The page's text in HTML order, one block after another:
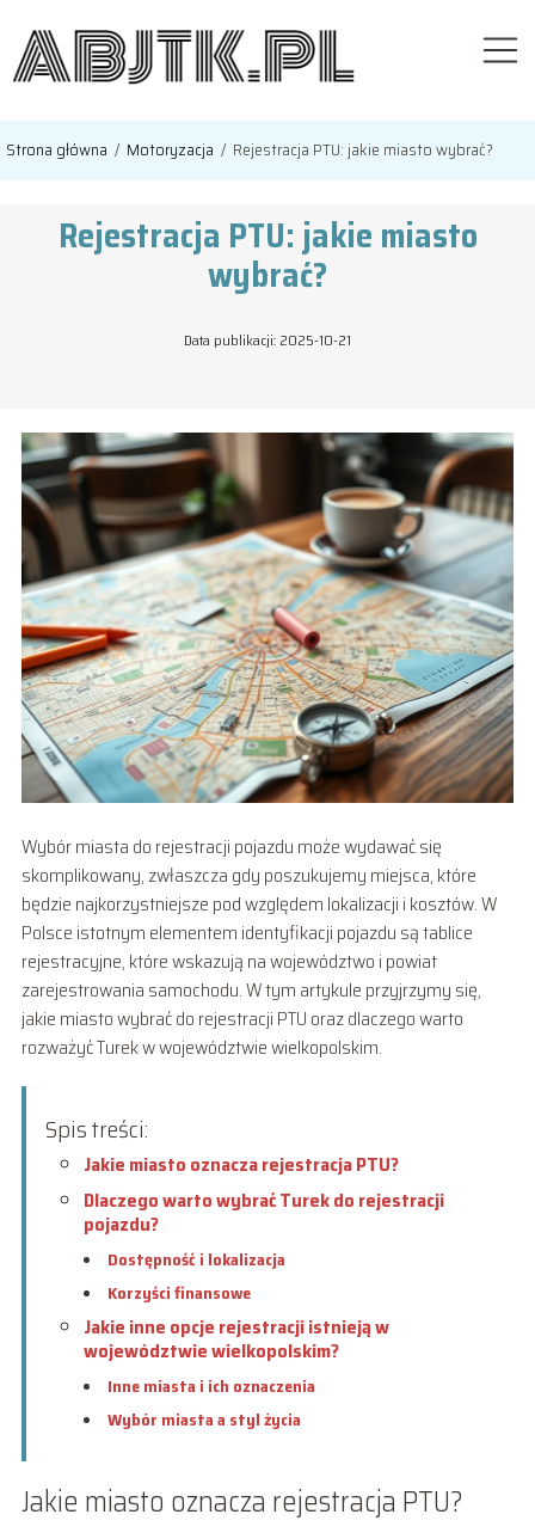
Strona główna / Motoryzacja / Rejestracja PTU: jakie miasto wybrać?
Rejestracja PTU: jakie miasto
wybrać?
Data publikacji: 2025-10-21
Wybór miasta do rejestracji pojazdu może wydawać się
skomplikowany, zwłaszcza gdy poszukujemy miejsca, które
będzie najkorzystniejsze pod względem lokalizacji i kosztów. W
Polsce istotnym elementem identyfikacji pojazdu są tablice
rejestracyjne, które wskazują na województwo i powiat
zarejestrowania samochodu. W tym artykule przyjrzymy się,
jakie miasto wybrać do rejestracji PTU oraz dlaczego warto
rozważyć Turek w województwie wielkopolskim.
Spis treści:
Jakie miasto oznacza rejestracja PTU?
Dlaczego warto wybrać Turek do rejestracji
pojazdu?
Dostępność i lokalizacja
Korzyści finansowe
Jakie inne opcje rejestracji istnieją w
województwie wielkopolskim?
Inne miasta i ich oznaczenia
Wybór miasta a styl życia
Jakie miasto oznacza rejestracja PTU?